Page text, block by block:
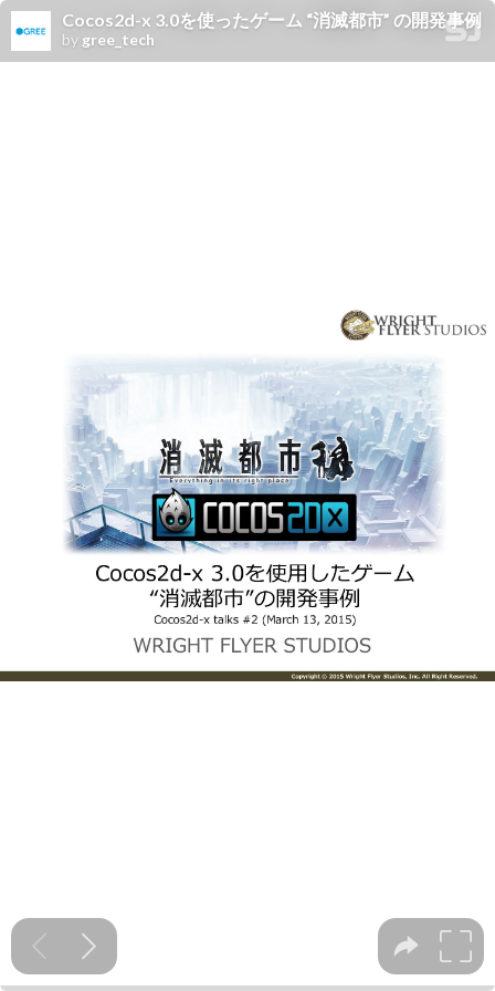
Cocos2d-x 3.0を使ったゲーム “消滅都市” の開発事例
by gree_tech